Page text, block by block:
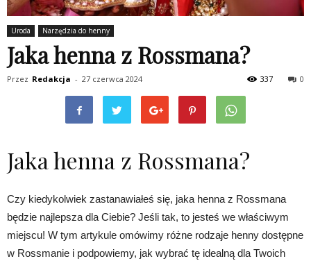
Uroda Narzędzia do henny
Jaka henna z Rossmana?
Przez Redakcja - 27 czerwca 2024 0
337
Jaka henna z Rossmana?
Czy kiedykolwiek zastanawiałeś się, jaka henna z Rossmana
będzie najlepsza dla Ciebie? Jeśli tak, to jesteś we właściwym
miejscu! W tym artykule omówimy różne rodzaje henny dostępne
w Rossmanie i podpowiemy, jak wybrać tę idealną dla Twoich